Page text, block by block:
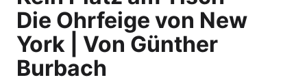
Die Ohrfeige von New
York | Von Günther
Burbach